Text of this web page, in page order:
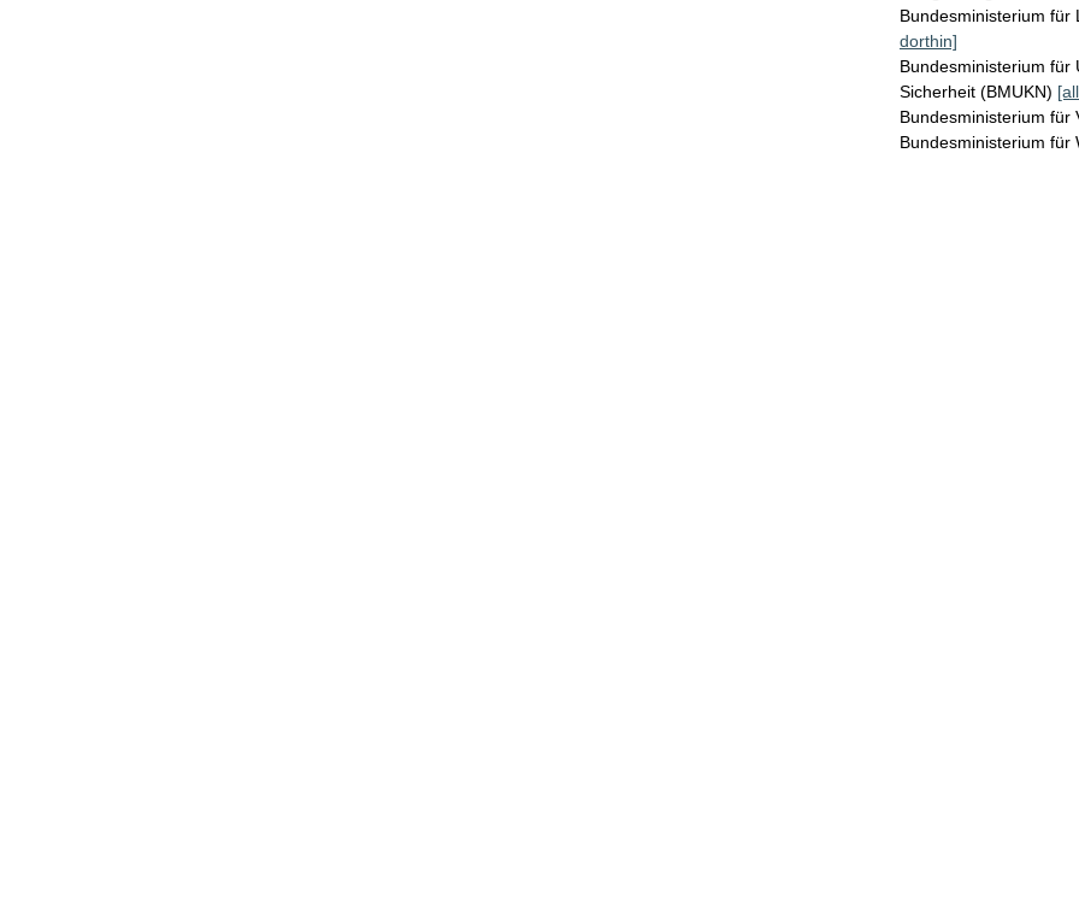
Bundesministerium
dorthin]
Bundesministerium für
Sicherheit (BMUKN)
Bundesministerium für
Bundesministerium